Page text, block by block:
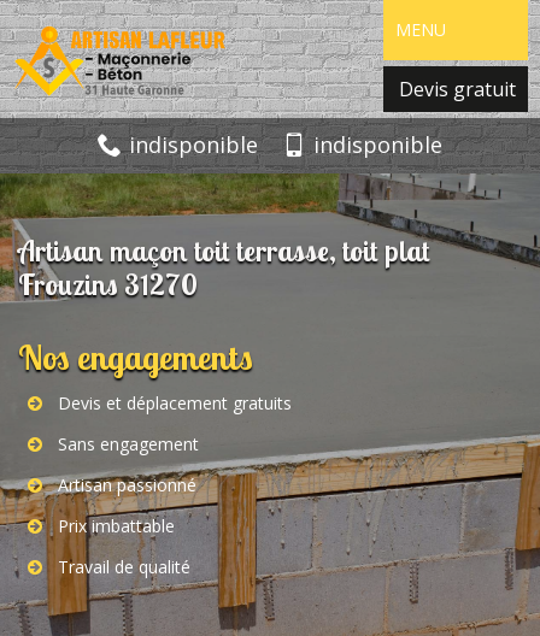
MENU
Devis gratuit
indisponible indisponible
Artisan maçon toit terrasse, toit plat
Frouzins 31270
Nos engagements
Devis et déplacement gratuits
Sans engagement
Artisan passionné
Prix imbattable
Travail de qualité